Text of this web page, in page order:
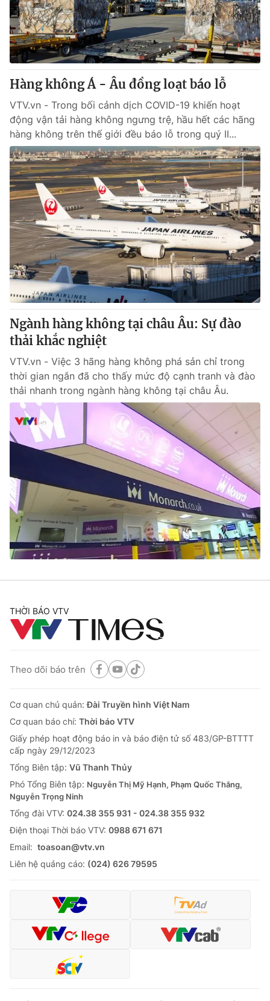
Hàng không Á - Âu đồng loạt báo lỗ
VTV.vn - Trong bối cảnh dịch COVID-19 khiến hoạt
động vận tải hàng không ngưng trệ, hầu hết các hãng
hàng không trên thế giới đều báo lỗ trong quý II...
Ngành hàng không tại châu Âu: Sự đào
thải khắc nghiệt
VTV.vn - Việc 3 hãng hàng không phá sản chỉ trong
thời gian ngắn đã cho thấy mức độ cạnh tranh và đào
thải nhanh trong ngành hàng không tại châu Âu.
THỜI BÁO VTV
Theo dõi báo trên
Cơ quan chủ quản:Đài Truyền hình Việt Nam
Cơ quan báo chí: Thời báo VTV
Giấy phép hoạt động báo in và báo điện tử số 483/GP-BTTTT
cấp ngày 29/12/2023
Tổng Biên tập: Vũ Thanh Thủy
Phó Tổng Biên tập: Nguyễn Thị Mỹ Hạnh, Phạm Quốc Thắng,
Nguyễn Trọng Ninh
Tổng đài VTV: 024.38 355 931 - 024.38 355 932
Ðiện thoại Thời báo VTV: 0988 671 671
Email: toasoan@vtv.vn
Liên hệ quảng cáo: (024) 626 79595